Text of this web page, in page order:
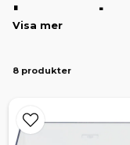
byggsatser
Visa mer
8 produkter